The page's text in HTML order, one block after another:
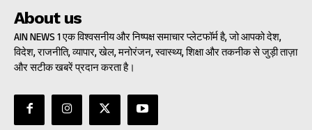
About us
AIN NEWS 1 एक विश्वसनीय और निष्पक्ष समाचार प्लेटफॉर्म है, जो आपको देश,
विदेश, राजनीति, व्यापार, खेल, मनोरंजन, स्वास्थ्य, शिक्षा और तकनीक से जुड़ी ताज़ा
और सटीक खबरें प्रदान करता है।